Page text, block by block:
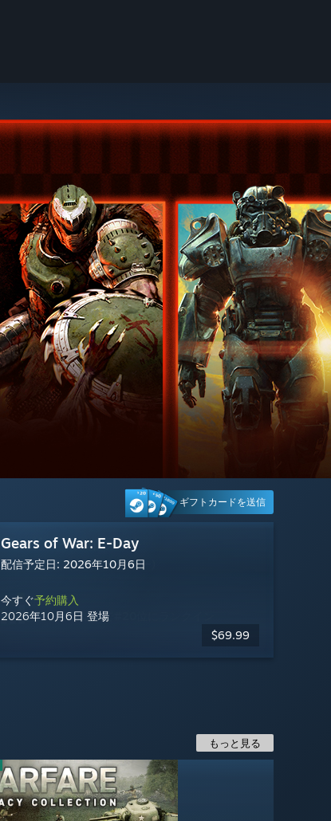
ギフトカードを送信
デッドバイデイライト
賛否両論(6,500件のレビュー)
売上上位
お住まいの地域で
$19.99
Gears of War: E-Day
配信予定日: 2026年10月6日
今すぐ予約購入
2026年10月6日 登場
$69.99
Tom Clancy's Ghost Recon® Wildlands
賛否両論(513件のレビュー)
売上上位
お住まいの地域で
$49.99$2.49
Machine Party
非常に好評(2,075件のレビュー)
売上上位
お住まいの地域で
$7.99$6.79
Halo: Campaign Evolved
賛否両論(10,652件のレビュー)
売上上位
お住まいの地域で
$49.99
Battlefield™ 6
賛否両論(2,020件のレビュー)
売上上位
お住まいの地域で
$69.99$34.99
Warframe
非常に好評(1,953件のレビュー)
売上上位
お住まいの地域で
無料プレイ
Steam Machine
お住まいの地域で
Shift At Midnight
非常に好評(6,527件のレビュー)
売上上位
お住まいの地域で
$9.99
Big Walk
非常に好評(5,049件のレビュー)
売上上位
お住まいの地域で
$19.99$14.99
Wuthering Waves
非常に好評(625件のレビュー)
売上上位
お住まいの地域で
無料プレイ
IRON NEST: Heavy Turret Simulator
圧倒的に好評(2,692件のレビュー)
売上上位
お住まいの地域で
$19.99$14.99
もっと見る